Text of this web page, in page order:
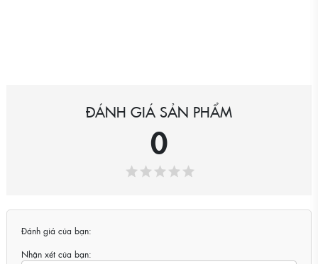
ĐÁNH GIÁ SẢN PHẨM
0
Đánh giá của bạn:
Nhận xét của bạn: